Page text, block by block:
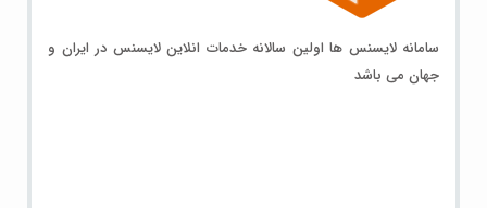
سامانه لایسنس ها اولین سالانه خدمات انلاین لایسنس در ایران و
جهان می باشد